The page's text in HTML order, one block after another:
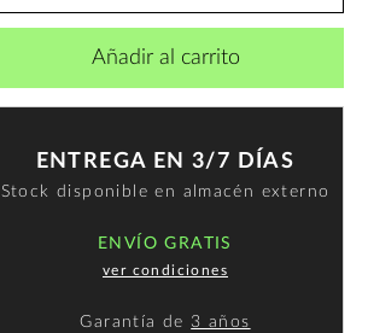
Añadir al carrito
ENTREGA EN 3/7 DÍAS
Stock disponible en almacén externo
ENVÍO GRATIS
ver condiciones
Garantía de 3 años